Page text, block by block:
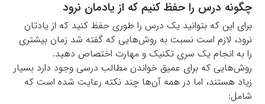
چگونه درس را حفظ کنیم که از یادمان نرود
برای این که بتوانید یک درس را طوری حفظ کنید که از یادتان
نرود، لازم است نسبت به روش‌هایی که گفته شد زمان بیشتری
را به انجام یک سری تکنیک و مهارت اختصاص دهید.
روش‌هایی که برای عمیق خواندن مطالب درسی وجود دارد بسیار
زیاد هستند، اما در همه آن‌ها چند نکته رعایت شده است که
شامل: